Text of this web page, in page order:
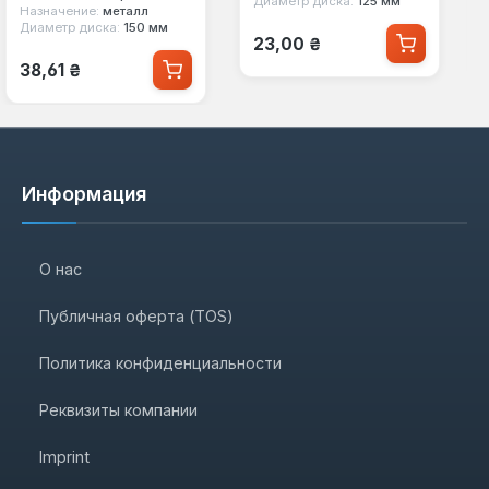
Назначение: металл
Диаметр диска: 150 мм
Обычная цена:
38,61 ₴
Обычная цена:
23,00 ₴
Информация
О нас
Публичная оферта (TOS)
Политика конфиденциальности
Реквизиты компании
Imprint